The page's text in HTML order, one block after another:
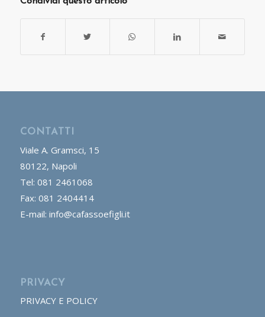
CONTATTI
Viale A. Gramsci, 15
80122, Napoli
Tel: 081 2461068
Fax: 081 2404414
E-mail: info@cafassoefigli.it
PRIVACY
PRIVACY E POLICY